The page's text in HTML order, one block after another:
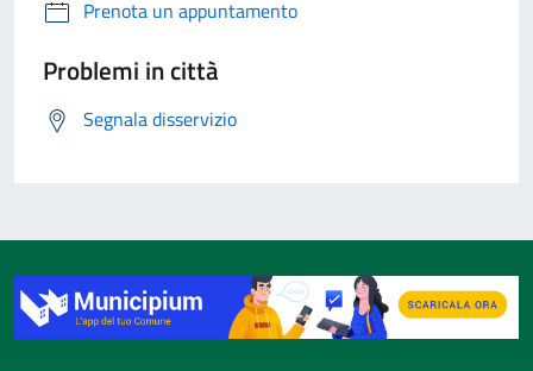
Prenota un appuntamento
Problemi in città
Segnala disservizio